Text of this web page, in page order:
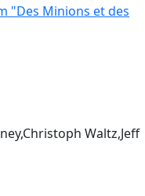
"Des Minions et des
Waltz,Jeff